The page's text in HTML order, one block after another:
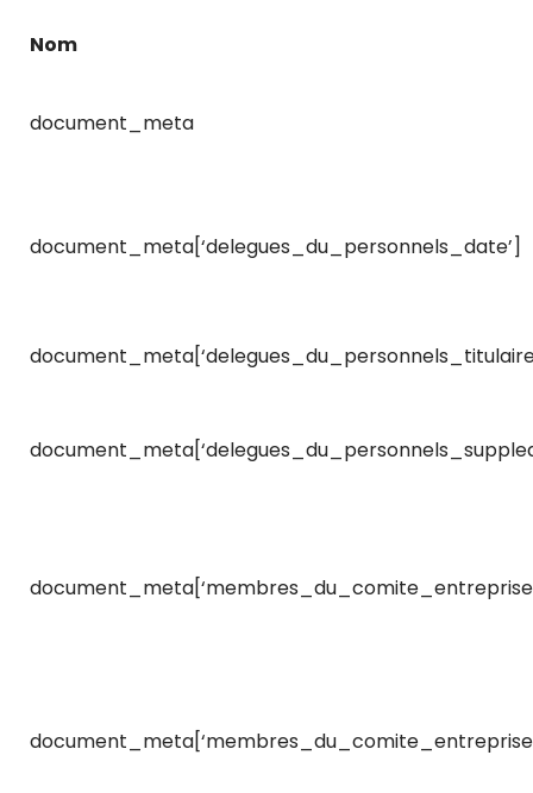
Nom
document_meta
document_meta[‘delegues_du_personnels_date’]